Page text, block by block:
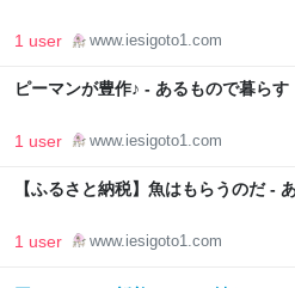
1 user www.iesigoto1.com
ピーマンが豊作♪ - あるもので暮ら
1 user www.iesigoto1.com
【ふるさと納税】魚はもらうのだ -
1 user www.iesigoto1.com